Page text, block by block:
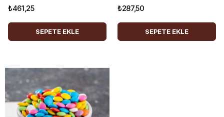
₺461,25
SEPETE EKLE
₺287,50
SEPETE EKLE